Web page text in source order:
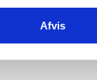
Afvis